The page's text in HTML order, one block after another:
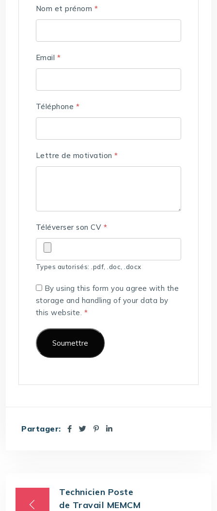
Nom et prénom *
Email *
Téléphone *
Lettre de motivation*
Téléverser son CV *
Types autorisés: .pdf, .doc, .docx
By using this form you agree with the
storage and handling of your data by
this website. *
Partager:
Technicien Poste
de Travail MEMCM